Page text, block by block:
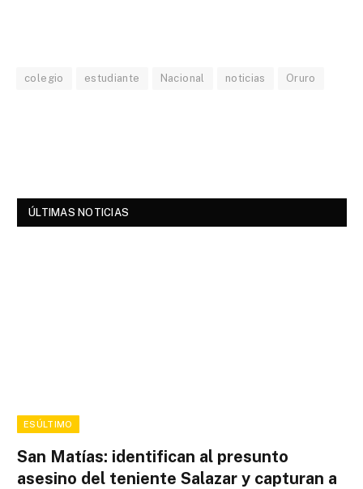
colegio estudiante Nacional noticias Oruro
ÚLTIMAS NOTICIAS
ESÚLTIMO
San Matías: identifican al presunto
asesino del teniente Salazar y capturan a